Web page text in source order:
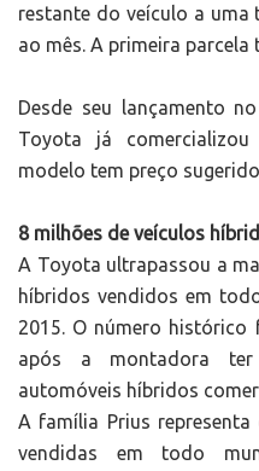
restante do veículo a uma
ao mês. A primeira
Desde seu lançamento
Toyota já
modelo tem preço
8 milhões de veículos
A Toyota ultrapassou a
híbridos vendidos em
2015. O número histórico
após a montadora
automóveis híbridos
A família Prius
vendidas em todo